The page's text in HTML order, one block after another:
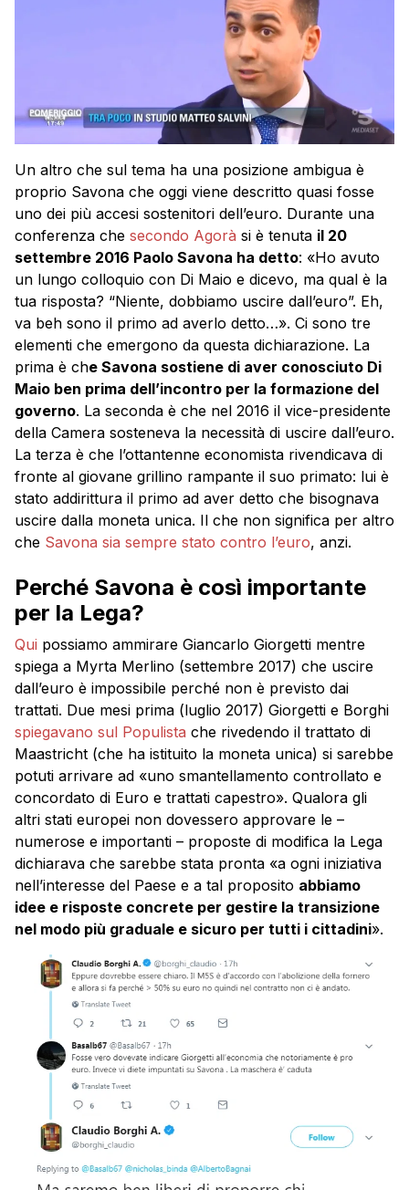
Un altro che sul tema ha una posizione ambigua è
proprio Savona che oggi viene descritto quasi fosse
uno dei più accesi sostenitori dell’euro. Durante una
conferenza che secondo Agorà si è tenuta il 20
settembre 2016 Paolo Savona ha detto: «Ho avuto
un lungo colloquio con Di Maio e dicevo, ma qual è la
tua risposta? “Niente, dobbiamo uscire dall’euro”. Eh,
va beh sono il primo ad averlo detto…». Ci sono tre
elementi che emergono da questa dichiarazione. La
prima è che Savona sostiene di aver conosciuto Di
Maio ben prima dell’incontro per la formazione del
governo. La seconda è che nel 2016 il vice-presidente
della Camera sosteneva la necessità di uscire dall’euro.
La terza è che l’ottantenne economista rivendicava di
fronte al giovane grillino rampante il suo primato: lui è
stato addirittura il primo ad aver detto che bisognava
uscire dalla moneta unica. Il che non significa per altro
che Savona sia sempre stato contro l’euro, anzi.
Perché Savona è così importante
per la Lega?
Qui possiamo ammirare Giancarlo Giorgetti mentre
spiega a Myrta Merlino (settembre 2017) che uscire
dall’euro è impossibile perché non è previsto dai
trattati. Due mesi prima (luglio 2017) Giorgetti e Borghi
spiegavano sul Populista che rivedendo il trattato di
Maastricht (che ha istituito la moneta unica) si sarebbe
potuti arrivare ad «uno smantellamento controllato e
concordato di Euro e trattati capestro». Qualora gli
altri stati europei non dovessero approvare le –
numerose e importanti – proposte di modifica la Lega
dichiarava che sarebbe stata pronta «a ogni iniziativa
nell’interesse del Paese e a tal proposito abbiamo
idee e risposte concrete per gestire la transizione
nel modo più graduale e sicuro per tutti i cittadini».